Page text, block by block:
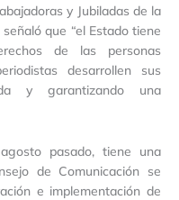
y Jubiladas de la
que “el Estado tiene
de las personas
desarrollen sus
y garantizando una
pasado, tiene una
de Comunicación se
e implementación de